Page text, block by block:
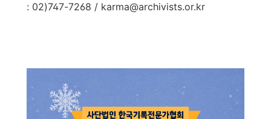
: 02)747-7268 / karma@archivists.or.kr